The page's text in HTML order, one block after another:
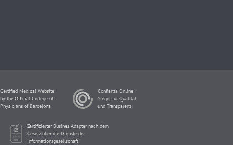
Certified Medical Website
by the Official College of
Physicians of Barcelona
Confianza Online-
Siegel für Qualität
und Transparenz
Zertifizierter Busines Adapter nach dem
Gesetz über die Dienste der
Informationsgesellschaft